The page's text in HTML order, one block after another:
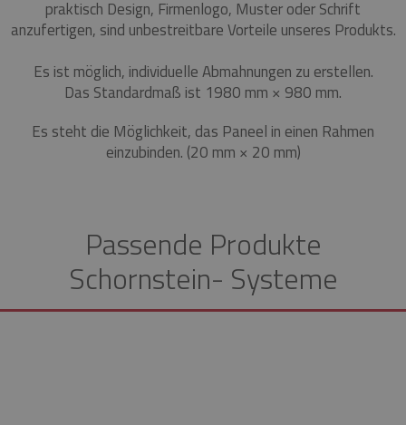
praktisch Design, Firmenlogo, Muster oder Schrift
anzufertigen, sind unbestreitbare Vorteile unseres Produkts.
Es ist möglich, individuelle Abmahnungen zu erstellen.
Das Standardmaß ist 1980 mm × 980 mm.
Es steht die Möglichkeit, das Paneel in einen Rahmen
einzubinden. (20 mm × 20 mm)
Passende Produkte
Schornstein- Systeme